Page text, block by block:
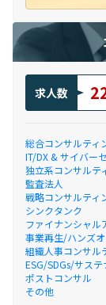
求人数
総合コンサルティ
IT/DX & サイバー
独立系コンサルテ
監査法人
戦略コンサルティ
シンクタンク
ファイナンシャル
事業再生/ハンズ
組織人事コンサル
ESG/SDGs/サス
ポストコンサル
その他